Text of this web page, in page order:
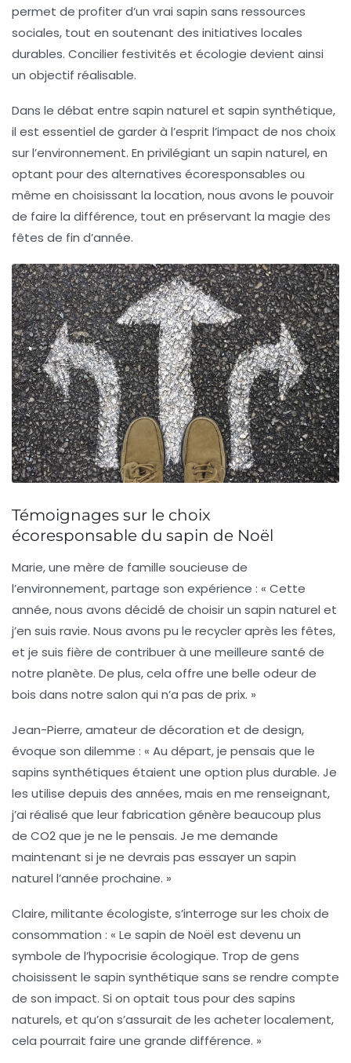
permet de profiter d’un vrai sapin sans ressources
sociales, tout en soutenant des initiatives locales
durables. Concilier festivités et écologie devient ainsi
un objectif réalisable.
Dans le débat entre sapin naturel et sapin synthétique,
il est essentiel de garder à l’esprit l’impact de nos choix
sur l’environnement. En privilégiant un sapin naturel, en
optant pour des alternatives écoresponsables ou
même en choisissant la location, nous avons le pouvoir
de faire la différence, tout en préservant la magie des
fêtes de fin d’année.
Témoignages sur le choix
écoresponsable du sapin de Noël
Marie, une mère de famille soucieuse de
l’environnement, partage son expérience : « Cette
année, nous avons décidé de choisir un sapin naturel et
j’en suis ravie. Nous avons pu le recycler après les fêtes,
et je suis fière de contribuer à une meilleure santé de
notre planète. De plus, cela offre une belle odeur de
bois dans notre salon qui n’a pas de prix. »
Jean-Pierre, amateur de décoration et de design,
évoque son dilemme : « Au départ, je pensais que le
sapins synthétiques étaient une option plus durable. Je
les utilise depuis des années, mais en me renseignant,
j’ai réalisé que leur fabrication génère beaucoup plus
de CO2que je ne le pensais. Je me demande
maintenant si je ne devrais pas essayer un sapin
naturel l’année prochaine. »
Claire, militante écologiste, s’interroge sur les choix de
consommation : « Le sapin de Noël est devenu un
symbole de l’hypocrisie écologique. Trop de gens
choisissent le sapin synthétique sans se rendre compte
de son impact. Si on optait tous pour des sapins
naturels, et qu’on s’assurait de les acheter localement,
cela pourrait faire une grande différence. »